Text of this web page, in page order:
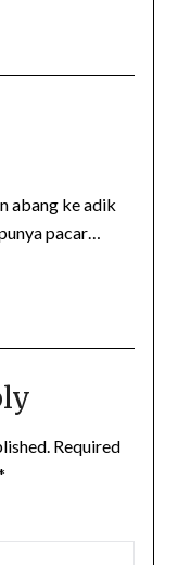
abang ke adik
pacar…
Required